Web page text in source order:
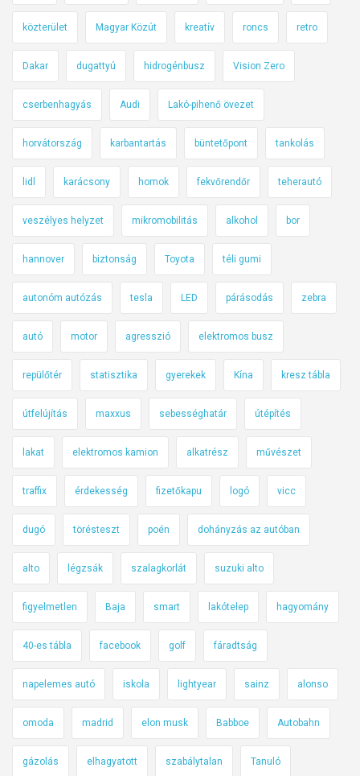
közterület Magyar Közút kreatív roncs retro
Dakar dugattyú hidrogénbusz Vision Zero
cserbenhagyás Audi Lakó-pihenő övezet
horvátország karbantartás büntetőpont tankolás
lidl karácsony homok fekvőrendőr teherautó
veszélyes helyzet mikromobilitás alkohol bor
hannover biztonság Toyota téli gumi
autonóm autózás tesla LED párásodás zebra
autó motor agresszió elektromos busz
repülőtér statisztika gyerekek Kína kresz tábla
útfelújítás maxxus sebességhatár útépítés
lakat elektromos kamion alkatrész művészet
traffix érdekesség fizetőkapu logó vicc
dugó törésteszt poén dohányzás az autóban
alto légzsák szalagkorlát suzuki alto
figyelmetlen Baja smart lakótelep hagyomány
40-es tábla facebook golf fáradtság
napelemes autó iskola lightyear sainz alonso
omoda madrid elon musk Babboe Autobahn
gázolás elhagyatott szabálytalan Tanuló